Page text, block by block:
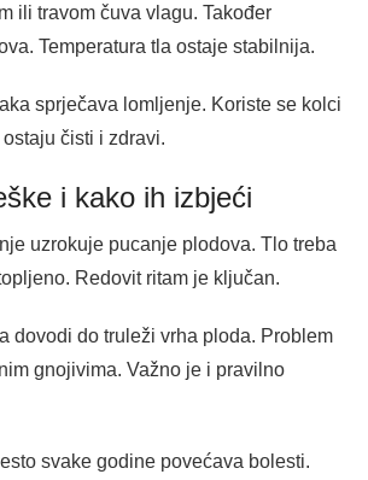
ili travom čuva vlagu. Također
Temperatura tla ostaje stabilnija.
sprječava lomljenje. Koriste se kolci
čisti i zdravi.
i kako ih izbjeći
uzrokuje pucanje plodova. Tlo treba
Redovit ritam je ključan.
dovodi do truleži vrha ploda. Problem
gnojivima. Važno je i pravilno
svake godine povećava bolesti.